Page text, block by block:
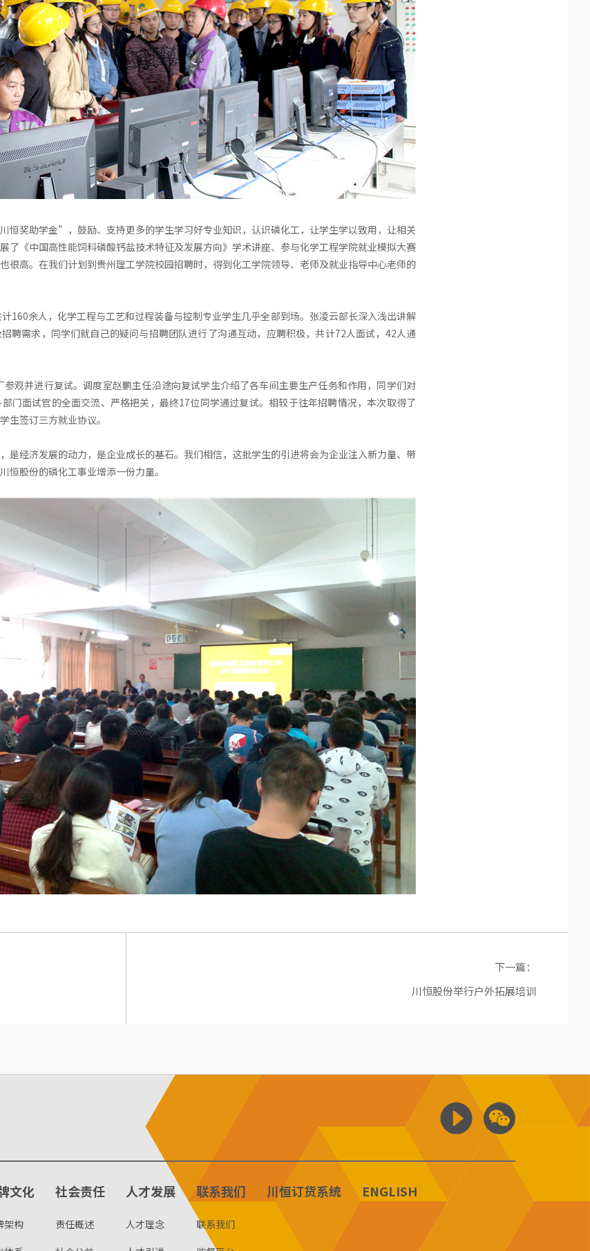
恒奖助学金”，鼓励、支持更多的学生学习好专业知识，认识磷化工，让学生学以致用，让相关
了《中国高性能饲料磷酸钙盐技术特征及发展方向》学术讲座、参与化学工程学院就业模拟大赛
很高。在我们计划到贵州理工学院校园招聘时，得到化工学院领导、老师及就业指导中心老师的
160余人，化学工程与工艺和过程装备与控制专业学生几乎全部到场。张凌云部长深入浅出讲解
聘需求，同学们就自己的疑问与招聘团队进行了沟通互动，应聘积极，共计72人面试，42人通
观并进行复试。调度室赵鹏主任沿途向复试学生介绍了各车间主要生产任务和作用，同学们对
门面试官的全面交流、严格把关，最终17位同学通过复试。相较于往年招聘情况，本次取得了
生签订三方就业协议。
是经济发展的动力，是企业成长的基石。我们相信，这批学生的引进将会为企业注入新力量、带
恒股份的磷化工事业增添一份力量。
下一篇：
川恒股份举行户外拓展培训
文化
架构
社会责任
责任概述
人才发展
人才理念
联系我们
联系我们
川恒订货系统 ENGLISH